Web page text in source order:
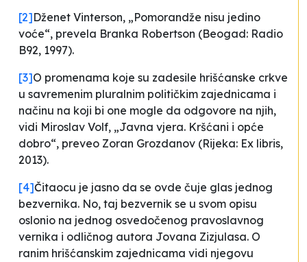
[2]Dženet Vinterson, „Pomorandže nisu jedino
voće“, prevela Branka Robertson (Beogad: Radio
B92, 1997).
[3]O promenama koje su zadesile hrišćanske crkve
u savremenim pluralnim političkim zajednicama i
načinu na koji bi one mogle da odgovore na njih,
vidi Miroslav Volf, „Javna vjera. Kršćani i opće
dobro“, preveo Zoran Grozdanov (Rijeka: Ex libris,
2013).
[4]Čitaocu je jasno da se ovde čuje glas jednog
bezvernika. No, taj bezvernik se u svom opisu
oslonio na jednog osvedočenog pravoslavnog
vernika i odličnog autora Jovana Zizjulasa. O
ranim hrišćanskim zajednicama vidi njegovu